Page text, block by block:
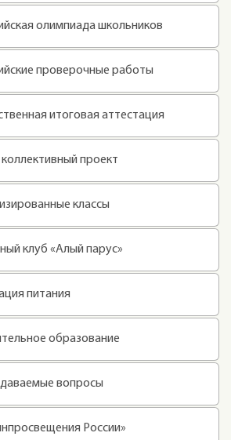
олимпиада школьников
проверочные работы
итоговая аттестация
проект
классы
клуб «Алый парус»
питания
образование
вопросы
России»